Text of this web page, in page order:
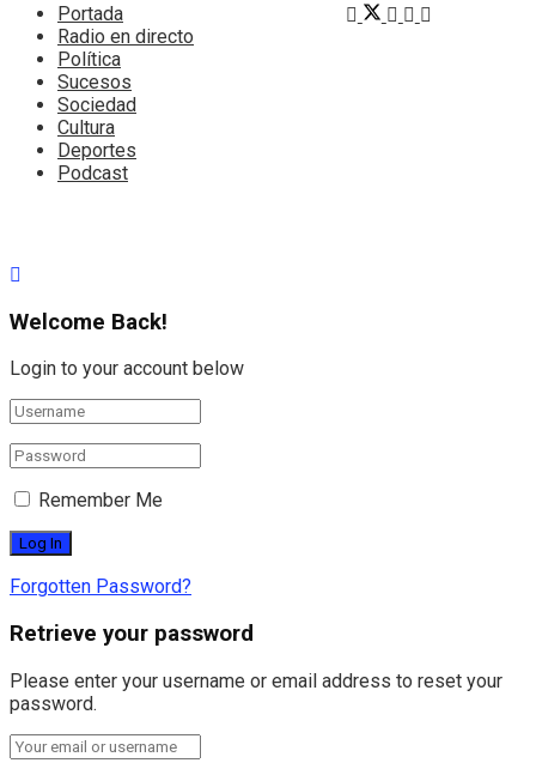
Portada
Radio en directo
Política
Sucesos
Sociedad
Cultura
Deportes
Podcast
Welcome Back!
Login to your account below
Remember Me
Forgotten Password?
Retrieve your password
Please enter your username or email address to reset your
password.